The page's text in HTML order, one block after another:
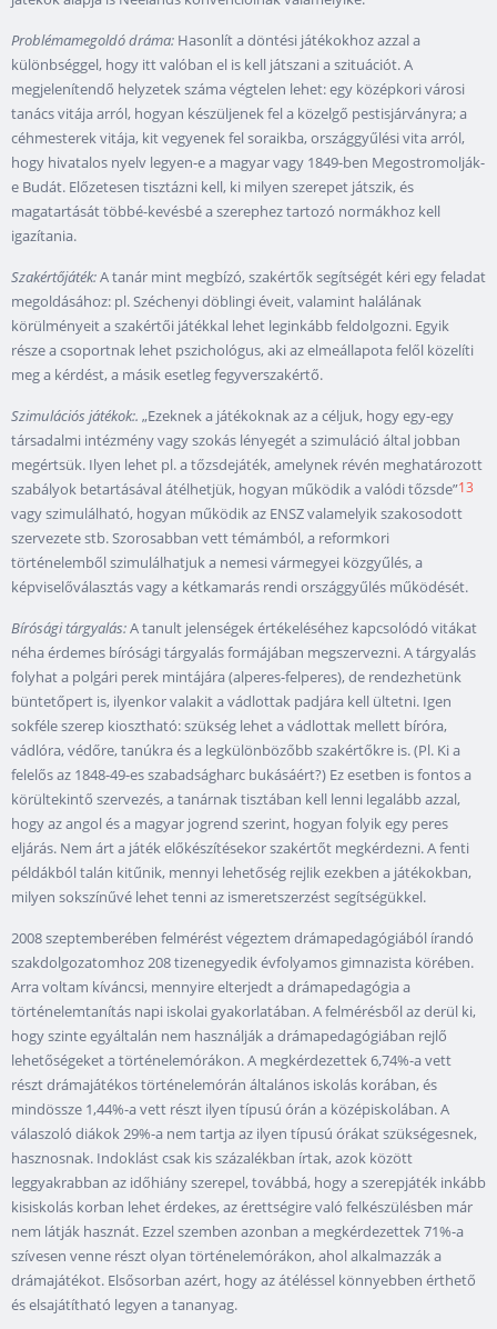
Problémamegoldó dráma: Hasonlít a döntési játékokhoz azzal a
különbséggel, hogy itt valóban el is kell játszani a szituációt. A
megjelenítendő helyzetek száma végtelen lehet: egy középkori városi
tanács vitája arról, hogyan készüljenek fel a közelgő pestisjárványra; a
céhmesterek vitája, kit vegyenek fel soraikba, országgyűlési vita arról,
hogy hivatalos nyelv legyen-e a magyar vagy 1849-ben Megostromolják-
e Budát. Előzetesen tisztázni kell, ki milyen szerepet játszik, és
magatartását többé-kevésbé a szerephez tartozó normákhoz kell
igazítania.
Szakértőjáték:A tanár mint megbízó, szakértők segítségét kéri egy feladat
megoldásához: pl. Széchenyi döblingi éveit, valamint halálának
körülményeit a szakértői játékkal lehet leginkább feldolgozni. Egyik
része a csoportnak lehet pszichológus, aki az elmeállapota felől közelíti
meg a kérdést, a másik esetleg fegyverszakértő.
Szimulációs játékok:. „Ezeknek a játékoknak az a céljuk, hogy egy-egy
társadalmi intézmény vagy szokás lényegét a szimuláció által jobban
megértsük. Ilyen lehet pl. a tőzsdejáték, amelynek révén meghatározott
szabályok betartásával átélhetjük, hogyan működik a valódi tőzsde”13
vagy szimulálható, hogyan működik az ENSZ valamelyik szakosodott
szervezete stb. Szorosabban vett témámból, a reformkori
történelemből szimulálhatjuk a nemesi vármegyei közgyűlés, a
képviselőválasztás vagy a kétkamarás rendi országgyűlés működését.
Bírósági tárgyalás:A tanult jelenségek értékeléséhez kapcsolódó vitákat
néha érdemes bírósági tárgyalás formájában megszervezni. A tárgyalás
folyhat a polgári perek mintájára (alperes-felperes), de rendezhetünk
büntetőpert is, ilyenkor valakit a vádlottak padjára kell ültetni. Igen
sokféle szerep kiosztható: szükség lehet a vádlottak mellett bíróra,
vádlóra, védőre, tanúkra és a legkülönbözőbb szakértőkre is. (Pl. Ki a
felelős az 1848-49-es szabadságharc bukásáért?) Ez esetben is fontos a
körültekintő szervezés, a tanárnak tisztában kell lenni legalább azzal,
hogy az angol és a magyar jogrend szerint, hogyan folyik egy peres
eljárás. Nem árt a játék előkészítésekor szakértőt megkérdezni. A fenti
példákból talán kitűnik, mennyi lehetőség rejlik ezekben a játékokban,
milyen sokszínűvé lehet tenni az ismeretszerzést segítségükkel.
2008 szeptemberében felmérést végeztem drámapedagógiából írandó
szakdolgozatomhoz 208 tizenegyedik évfolyamos gimnazista körében.
Arra voltam kíváncsi, mennyire elterjedt a drámapedagógia a
történelemtanítás napi iskolai gyakorlatában. A felmérésből az derül ki,
hogy szinte egyáltalán nem használják a drámapedagógiában rejlő
lehetőségeket a történelemórákon. A megkérdezettek 6,74%-a vett
részt drámajátékos történelemórán általános iskolás korában, és
mindössze 1,44%-a vett részt ilyen típusú órán a középiskolában. A
válaszoló diákok 29%-a nem tartja az ilyen típusú órákat szükségesnek,
hasznosnak. Indoklást csak kis százalékban írtak, azok között
leggyakrabban az időhiány szerepel, továbbá, hogy a szerepjáték inkább
kisiskolás korban lehet érdekes, az érettségire való felkészülésben már
nem látják hasznát. Ezzel szemben azonban a megkérdezettek 71%-a
szívesen venne részt olyan történelemórákon, ahol alkalmazzák a
drámajátékot. Elsősorban azért, hogy az átéléssel könnyebben érthető
és elsajátítható legyen a tananyag.